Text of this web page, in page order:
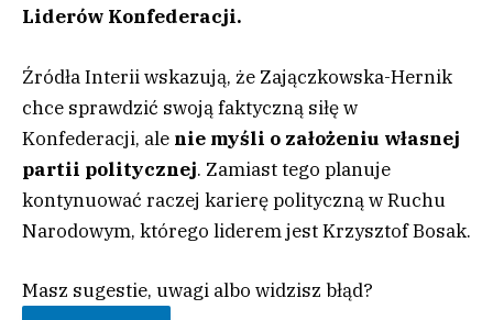
Liderów Konfederacji.
Źródła Interii wskazują, że Zajączkowska-Hernik
chce sprawdzić swoją faktyczną siłę w
Konfederacji, ale nie myśli o założeniu własnej
partii politycznej. Zamiast tego planuje
kontynuować raczej karierę polityczną w Ruchu
Narodowym, którego liderem jest Krzysztof Bosak.
Masz sugestie, uwagi albo widzisz błąd?